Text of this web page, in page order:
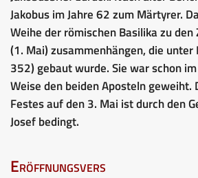
Jakobus im Jahre 62 zum Märtyrer.
Weihe der römischen Basilika zu
(1. Mai) zusammenhängen, die
352) gebaut wurde. Sie war schon
Weise den beiden Aposteln geweiht.
Festes auf den 3. Mai ist durch den
Josef bedingt.
Eröffnungsvers